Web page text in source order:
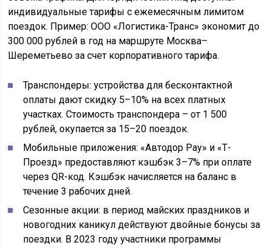
индивидуальные тарифы с ежемесячным лимитом
поездок. Пример: ООО «Логистика-Транс» экономит до
300 000 рублей в год на маршруте Москва–
Шереметьево за счет корпоративного тарифа.
Транспондеры: устройства для бесконтактной
оплаты дают скидку 5–10% на всех платных
участках. Стоимость транспондера – от 1 500
рублей, окупается за 15–20 поездок.
Мобильные приложения: «Автодор Pay» и «Т-
Проезд» предоставляют кэшбэк 3–7% при оплате
через QR-код. Кэшбэк начисляется на баланс в
течение 3 рабочих дней.
Сезонные акции: в период майских праздников и
новогодних каникул действуют двойные бонусы за
поездки. В 2023 году участники программы